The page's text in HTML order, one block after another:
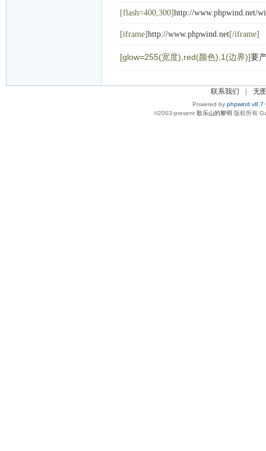
[flash=400,300]http://www.phpwind.net/
[iframe]http://www.phpwind.net[/iframe]
[glow=255(宽度),red(颜色),1(边界)]要
联系我们 无
Powered by phpwind v8.7
©2003-present 歌乐山的黎明 版权所有